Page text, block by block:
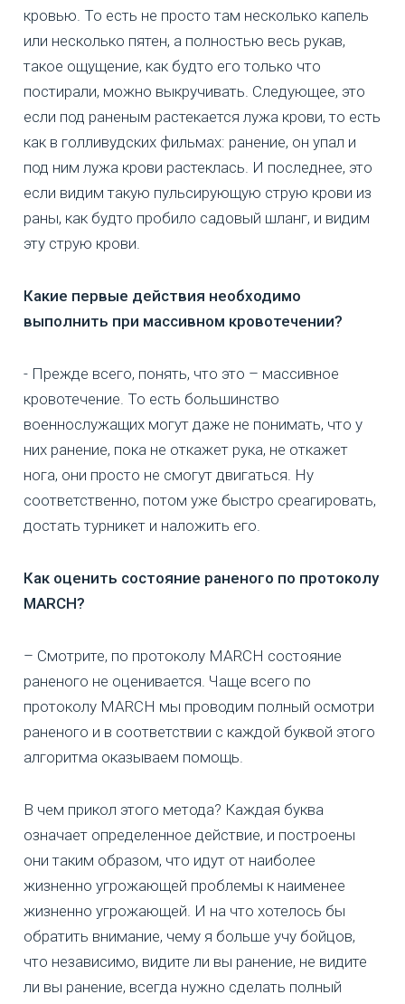
кровью. То есть не просто там несколько капель
или несколько пятен, а полностью весь рукав,
такое ощущение, как будто его только что
постирали, можно выкручивать. Следующее, это
если под раненым растекается лужа крови, то есть
как в голливудских фильмах: ранение, он упал и
под ним лужа крови растеклась. И последнее, это
если видим такую пульсирующую струю крови из
раны, как будто пробило садовый шланг, и видим
эту струю крови.
Какие первые действия необходимо
выполнить при массивном кровотечении?
- Прежде всего, понять, что это – массивное
кровотечение. То есть большинство
военнослужащих могут даже не понимать, что у
них ранение, пока не откажет рука, не откажет
нога, они просто не смогут двигаться. Ну
соответственно, потом уже быстро среагировать,
достать турникет и наложить его.
Как оценить состояние раненого по протоколу
MARCH?
– Смотрите, по протоколу MARCH состояние
раненого не оценивается. Чаще всего по
протоколу MARCH мы проводим полный осмотри
раненого и в соответствии с каждой буквой этого
алгоритма оказываем помощь.
В чем прикол этого метода? Каждая буква
означает определенное действие, и построены
они таким образом, что идут от наиболее
жизненно угрожающей проблемы к наименее
жизненно угрожающей. И на что хотелось бы
обратить внимание, чему я больше учу бойцов,
что независимо, видите ли вы ранение, не видите
ли вы ранение, всегда нужно сделать полный